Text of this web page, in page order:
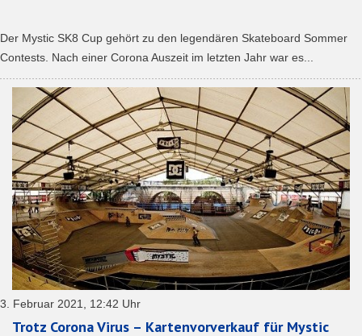
Der Mystic SK8 Cup gehört zu den legendären Skateboard Sommer
Contests. Nach einer Corona Auszeit im letzten Jahr war es...
3. Februar 2021, 12:42 Uhr
Trotz Corona Virus – Kartenvorverkauf für Mystic